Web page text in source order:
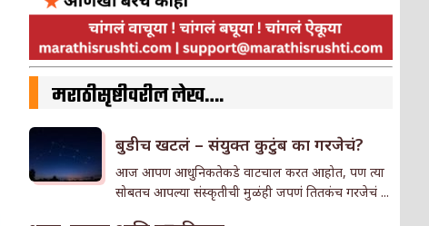
मराठीसृष्टीवरील लेख….
बुडीच खटलं – संयुक्त कुटुंब का गरजेचं?
आज आपण आधुनिकतेकडे वाटचाल करत आहोत, पण त्या
सोबतच आपल्या संस्कृतीची मुळंही जपणं तितकंच गरजेचं ...